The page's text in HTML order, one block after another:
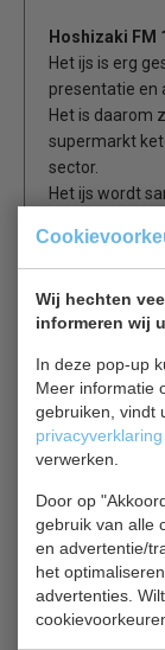
Wij hechten
informeren wij
In deze pop-up
Meer informatie
gebruiken, vindt
privacyverklaring
verwerken.
Door op
gebruik van alle
en advertentie/
het
advertenties.
Hoshizaki FM
Het ijs is erg
presentatie en
Het is daarom
supermarkt
sector.
Het ijs wordt
met vis, vlees,
FM specifieke
De FM serie
het langer te
voor
het op de
en fruit, en in
In FM
een zeer
Hierdoor
bespaart u op